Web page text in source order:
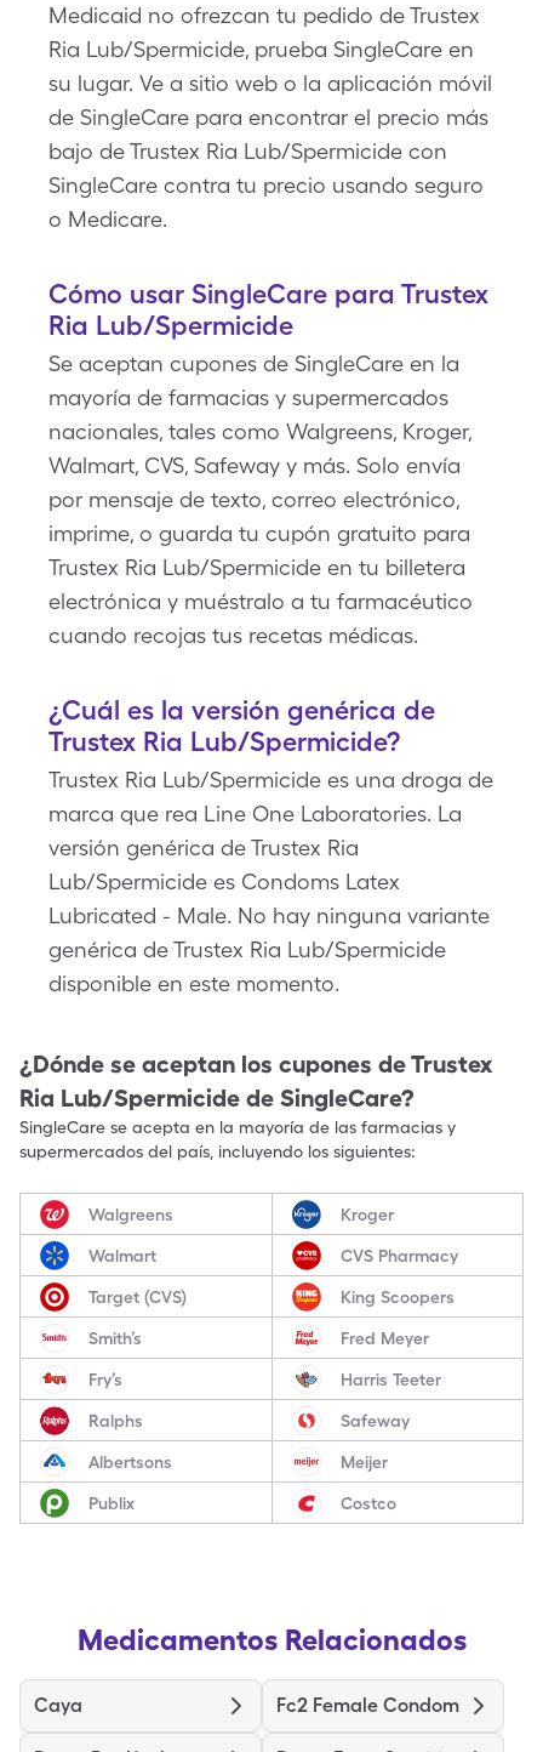
Medicaid no ofrezcan tu pedido de Trustex
Ria Lub/Spermicide, prueba SingleCare en
su lugar. Ve a sitio web o la aplicación móvil
de SingleCare para encontrar el precio más
bajo de Trustex Ria Lub/Spermicide con
SingleCare contra tu precio usando seguro
o Medicare.
Cómo usar SingleCare para Trustex
Ria Lub/Spermicide
Se aceptan cupones de SingleCare en la
mayoría de farmacias y supermercados
nacionales, tales como Walgreens, Kroger,
Walmart, CVS, Safeway y más. Solo envía
por mensaje de texto, correo electrónico,
imprime, o guarda tu cupón gratuito para
Trustex Ria Lub/Spermicide en tu billetera
electrónica y muéstralo a tu farmacéutico
cuando recojas tus recetas médicas.
¿Cuál es la versión genérica de
Trustex Ria Lub/Spermicide?
Trustex Ria Lub/Spermicide es una droga de
marca que rea Line One Laboratories. La
versión genérica de Trustex Ria
Lub/Spermicide es Condoms Latex
Lubricated - Male. No hay ninguna variante
genérica de Trustex Ria Lub/Spermicide
disponible en este momento.
¿Dónde se aceptan los cupones deTrustex
Ria Lub/Spermicide de SingleCare?
SingleCare se acepta en la mayoría de las farmacias y
supermercados del país, incluyendo los siguientes:
Walgreens Kroger
Walmart CVS Pharmacy
Target (CVS) King Scoopers
Smith’s Fred Meyer
Fry’s Harris Teeter
Ralphs Safeway
Albertsons Meijer
Publix Costco
Medicamentos Relacionados
Caya Fc2 Female Condom